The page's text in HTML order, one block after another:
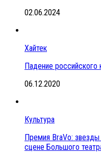
02.06.2024
Хайтек
Падение российского
06.12.2020
Культура
Премия BraVo:
сцене Большого